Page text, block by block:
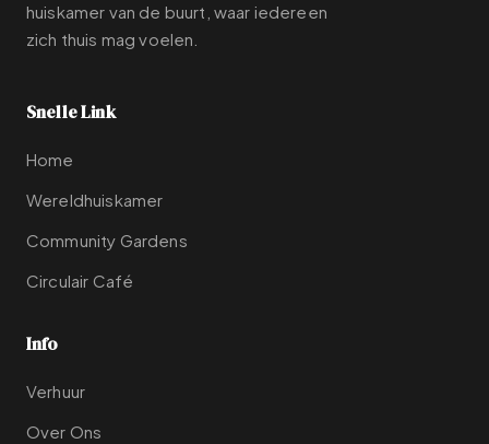
huiskamer van de buurt, waar iedereen
zich thuis mag voelen.
Snelle Link
Home
Wereldhuiskamer
Community Gardens
Circulair Café
Info
Verhuur
Over Ons